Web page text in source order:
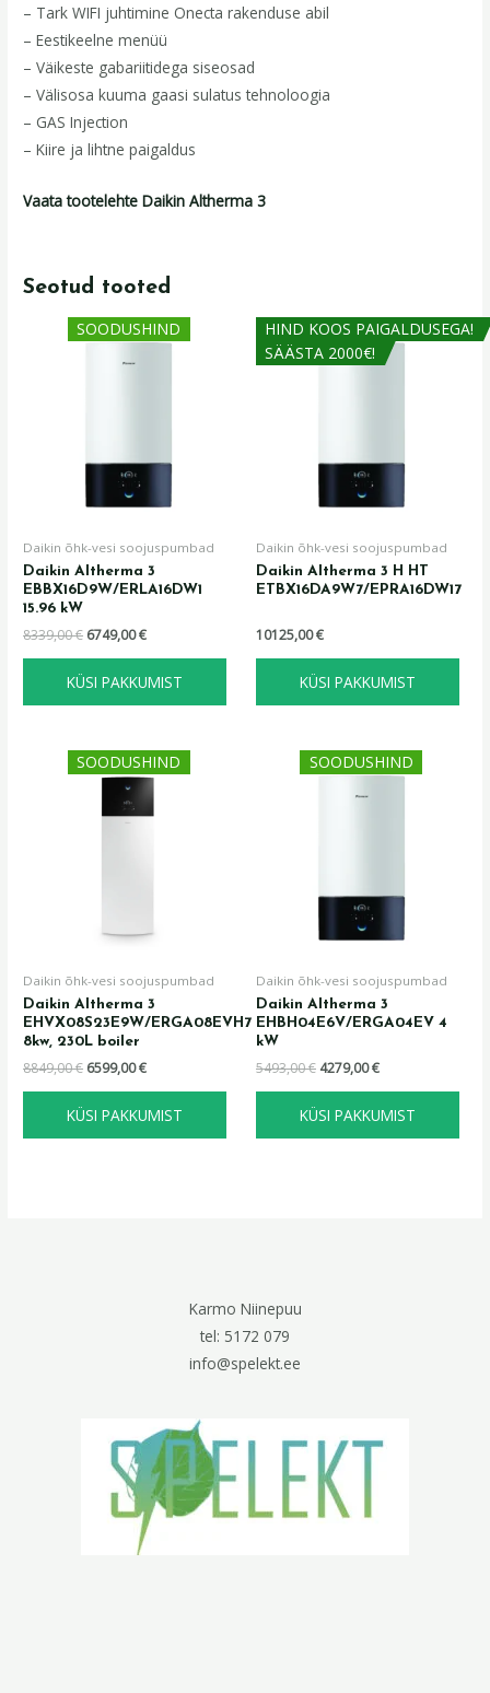
– Tark WIFI juhtimine Onecta rakenduse abil
– Eestikeelne menüü
– Väikeste gabariitidega siseosad
– Välisosa kuuma gaasi sulatus tehnoloogia
– GAS Injection
– Kiire ja lihtne paigaldus
Vaata tootelehte Daikin Altherma 3
Seotud tooted
SOODUSHIND
Daikin õhk-vesi soojuspumbad
Daikin Altherma 3
EBBX16D9W/ERLA16DW1
15.96 kW
8339,00€
Algne
hind
6749,00€
Praegune
hind
KÜSI PAKKUMIST
HIND KOOS PAIGALDUSEGA!
SÄÄSTA 2000€!
Daikin õhk-vesi soojuspumbad
Daikin Altherma 3 H HT
ETBX16DA9W7/EPRA16DW17
10125,00€
KÜSI PAKKUMIST
SOODUSHIND
Daikin õhk-vesi soojuspumbad
Daikin Altherma 3
EHVX08S23E9W/ERGA08EVH7
8kw, 230L boiler
8849,00€
Algne
hind
8849,00 €.
6599,00€
Praegune
hind
on:
KÜSI PAKKUMIST
SOODUSHIND
Daikin õhk-vesi soojuspumbad
Daikin Altherma 3
EHBH04E6V/ERGA04EV 4
kW
5493,00€
Algne
hind
4279,00€
Praegune
hind
KÜSI PAKKUMIST
Karmo Niinepuu
tel: 5172 079
info@spelekt.ee